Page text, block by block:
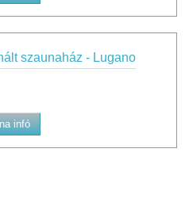
szaunaház - Lugano
infó